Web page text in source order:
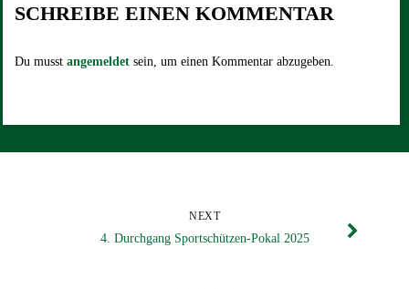
SCHREIBE EINEN KOMMENTAR
Du musstangemeldet sein, um einen Kommentar abzugeben.
NEXT
4. Durchgang Sportschützen-Pokal 2025